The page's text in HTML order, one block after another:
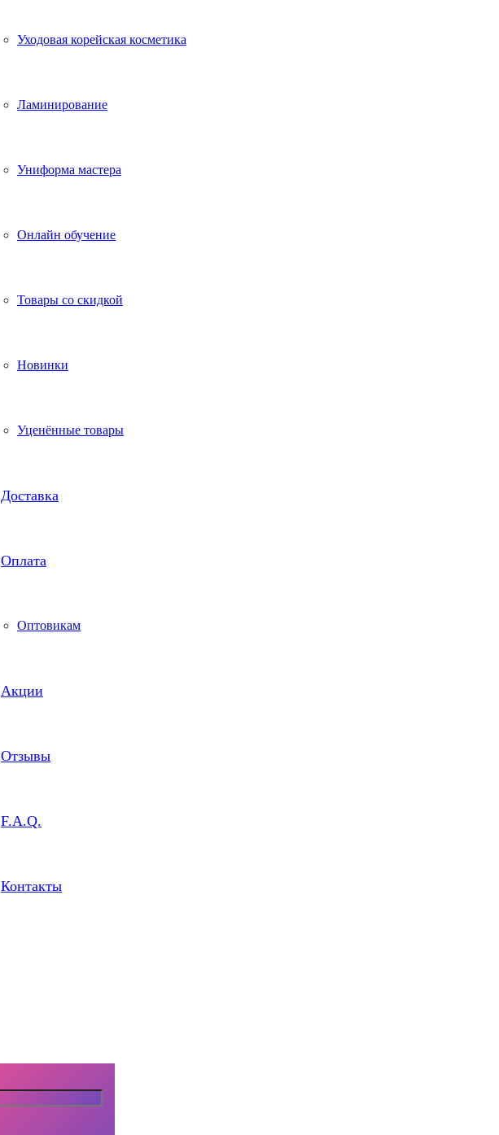
Уходовая корейская косметика
Ламинирование
Униформа мастера
Онлайн обучение
Товары со скидкой
Новинки
Уценённые товары
Доставка
Оплата
Оптовикам
Акции
Отзывы
F.A.Q.
Контакты